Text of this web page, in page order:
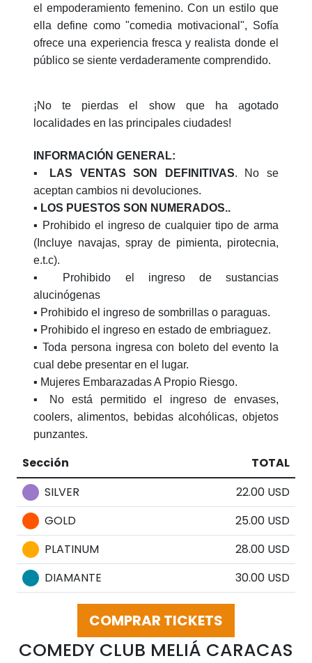
el empoderamiento femenino. Con un estilo que
ella define como "comedia motivacional", Sofía
ofrece una experiencia fresca y realista donde el
público se siente verdaderamente comprendido.
¡No te pierdas el show que ha agotado
localidades en las principales ciudades!
INFORMACIÓN GENERAL:
▪️
LAS VENTAS SON DEFINITIVAS. No se
aceptan cambios ni devoluciones.
▪️ LOS PUESTOS SON NUMERADOS..
▪️ Prohibido el ingreso de cualquier tipo de arma
(Incluye navajas, spray de pimienta, pirotecnia,
e.t.c).
▪️ Prohibido el ingreso de sustancias
alucinógenas
▪️ Prohibido el ingreso de sombrillas o paraguas.
▪️ Prohibido el ingreso en estado de embriaguez.
▪️ Toda persona ingresa con boleto del evento la
cual debe presentar en el lugar.
▪️ Mujeres Embarazadas A Propio Riesgo.
▪️ No está permitido el ingreso de envases,
coolers, alimentos, bebidas alcohólicas, objetos
punzantes.
Sección
TOTAL
SILVER
22.00 USD
GOLD
25.00 USD
PLATINUM
28.00 USD
DIAMANTE
30.00 USD
COMPRAR TICKETS
COMEDY CLUB MELIÁ CARACAS